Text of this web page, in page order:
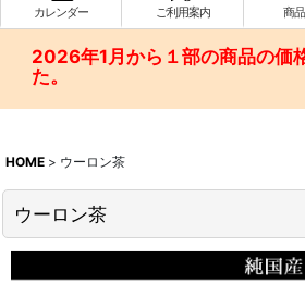
カレンダー ご利用案内 商
2026年1月から１部の商品の価
た。
HOME > ウーロン茶
ウーロン茶